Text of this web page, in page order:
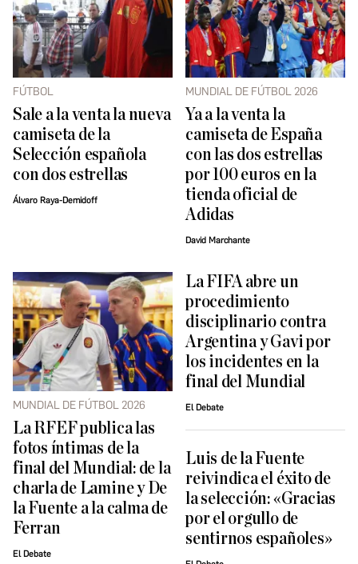
FÚTBOL
Sale a la venta la nueva
camiseta de la
Selección española
con dos estrellas
Álvaro Raya-Demidoff
MUNDIAL DE FÚTBOL 2026
Ya a la venta la
camiseta de España
con las dos estrellas
por 100 euros en la
tienda oficial de
Adidas
David Marchante
MUNDIAL DE FÚTBOL 2026
La RFEF publica las
fotos íntimas de la
final del Mundial: de la
charla de Lamine y De
la Fuente a la calma de
Ferran
El Debate
La FIFA abre un
procedimiento
disciplinario contra
Argentina y Gavi por
los incidentes en la
final del Mundial
El Debate
Luis de la Fuente
reivindica el éxito de
la selección: «Gracias
por el orgullo de
sentirnos españoles»